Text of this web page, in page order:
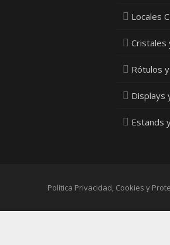
Locales
Cristales
Rótulos
Displays
Estands
Política Privacidad, Cookies y